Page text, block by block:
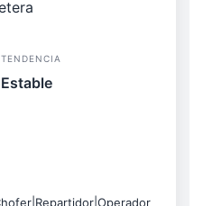
TENDENCIA
Estable